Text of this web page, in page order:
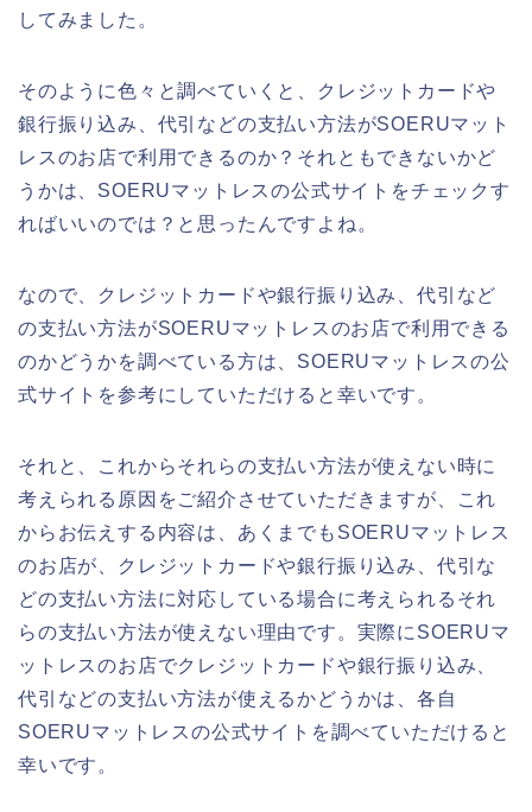
してみました。
そのように色々と調べていくと、クレジットカードや
銀行振り込み、代引などの支払い方法がSOERUマット
レスのお店で利用できるのか？それともできないかど
うかは、SOERUマットレスの公式サイトをチェックす
ればいいのでは？と思ったんですよね。
なので、クレジットカードや銀行振り込み、代引など
の支払い方法がSOERUマットレスのお店で利用できる
のかどうかを調べている方は、SOERUマットレスの公
式サイトを参考にしていただけると幸いです。
それと、これからそれらの支払い方法が使えない時に
考えられる原因をご紹介させていただきますが、これ
からお伝えする内容は、あくまでもSOERUマットレス
のお店が、クレジットカードや銀行振り込み、代引な
どの支払い方法に対応している場合に考えられるそれ
らの支払い方法が使えない理由です。実際にSOERUマ
ットレスのお店でクレジットカードや銀行振り込み、
代引などの支払い方法が使えるかどうかは、各自
SOERUマットレスの公式サイトを調べていただけると
幸いです。